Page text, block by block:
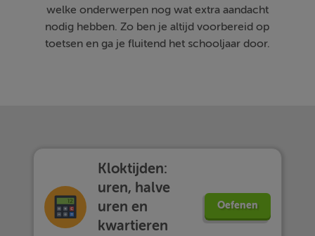
welke onderwerpen nog wat extra aandacht
nodig hebben. Zo ben je altijd voorbereid op
toetsen en ga je fluitend het schooljaar door.
Kloktijden:
uren, halve
uren en
kwartieren
Oefenen